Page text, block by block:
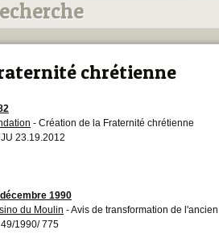
chrétienne
- Création de la Fraternité chrétienne
23.19.2012
1990
du Moulin - Avis de transformation de
1990/ 775